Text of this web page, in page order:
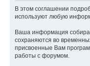
В этом соглашении
используют любую
Ваша информация
сохраняются во
присвоенные Вам
работы с форумом.